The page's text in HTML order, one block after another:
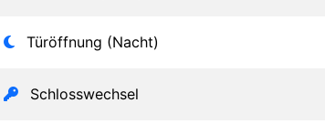
Türöffnung (Nacht)
Schlosswechsel